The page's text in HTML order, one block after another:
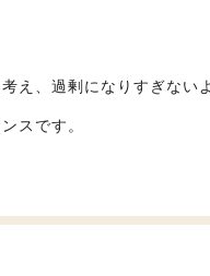
え、過剰になりすぎない
スです。